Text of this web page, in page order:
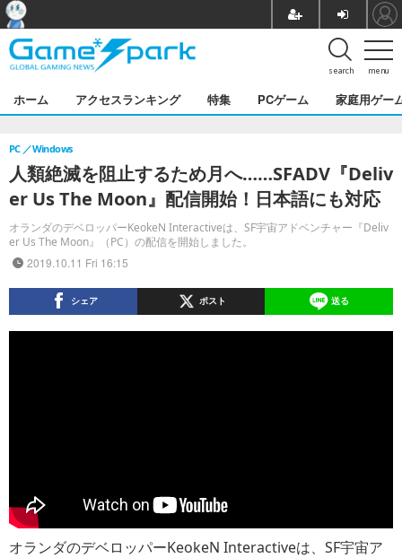
menu
search
ホーム アクセスランキング 特集 PCゲーム 家庭用ゲー
人類絶滅を阻止するため月へ……SFADV『Deliv
er Us The Moon』配信開始！日本語にも対応
オランダのデベロッパーKeokeN Interactiveは、SF宇宙アドベンチャー『Deliv
er Us The Moon』（PC）の配信を開始しました。
PC Windows
2019.10.11 Fri 16:15
シェア ポスト 送る
オランダのデベロッパーKeokeN Interactiveは、SF宇宙ア